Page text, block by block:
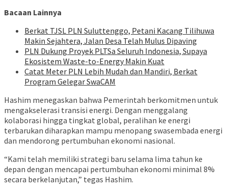
Bacaan Lainnya
Berkat TJSL PLN Suluttenggo, Petani Kacang Tilihuwa
Makin Sejahtera, Jalan Desa Telah Mulus Dipaving
PLN Dukung Proyek PLTSa Seluruh Indonesia, Supaya
Ekosistem Waste-to-Energy Makin Kuat
Catat Meter PLN Lebih Mudah dan Mandiri, Berkat
Program Gelegar SwaCAM
Hashim menegaskan bahwa Pemerintah berkomitmen untuk
mengakselerasi transisi energi. Dengan menggalang
kolaborasi hingga tingkat global, peralihan ke energi
terbarukan diharapkan mampu menopang swasembada energi
dan mendorong pertumbuhan ekonomi nasional.
“Kami telah memiliki strategi baru selama lima tahun ke
depan dengan mencapai pertumbuhan ekonomi minimal 8%
secara berkelanjutan,” tegas Hashim.